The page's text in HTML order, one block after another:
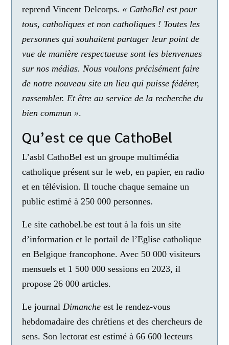
reprend Vincent Delcorps. « CathoBel est pour
tous, catholiques et non catholiques ! Toutes les
personnes qui souhaitent partager leur point de
vue de manière respectueuse sont les bienvenues
sur nos médias. Nous voulons précisément faire
de notre nouveau site un lieu qui puisse fédérer,
rassembler. Et être au service de la recherche du
bien commun ».
Qu’est ce que CathoBel
L’asbl CathoBel est un groupe multimédia
catholique présent sur le web, en papier, en radio
et en télévision. Il touche chaque semaine un
public estimé à 250 000 personnes.
Le site cathobel.beest tout à la fois un site
d’information et le portail de l’Eglise catholique
en Belgique francophone. Avec 50 000 visiteurs
mensuels et 1 500 000 sessions en 2023, il
propose 26 000 articles.
Le journal Dimanche est le rendez-vous
hebdomadaire des chrétiens et des chercheurs de
sens. Son lectorat est estimé à 66 600 lecteurs